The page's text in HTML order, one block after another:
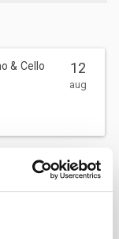
& Cello 12
aug
11
sept